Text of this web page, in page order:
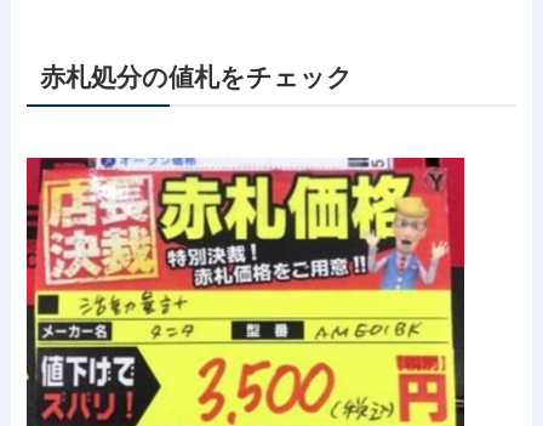
赤札処分の値札をチェック